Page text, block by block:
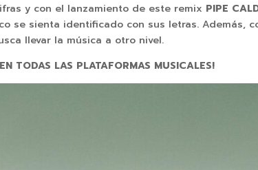
y con el lanzamiento de este remix PIPE
se sienta identificado con sus letras. Además,
llevar la música a otro nivel.
TODAS LAS PLATAFORMAS MUSICALES!